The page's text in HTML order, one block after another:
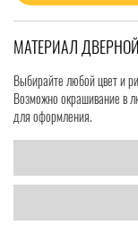
МАТЕРИАЛ
Выбирайте любой цвет и
Возможно окрашивание в
для оформления.